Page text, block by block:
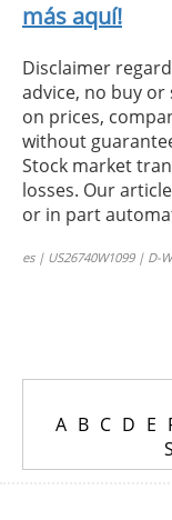
más aquí!
Disclaimer
advice, no buy
on prices,
without
Stock market
losses. Our
or in part
es | US26740W1099 | D-
A B C D E
S